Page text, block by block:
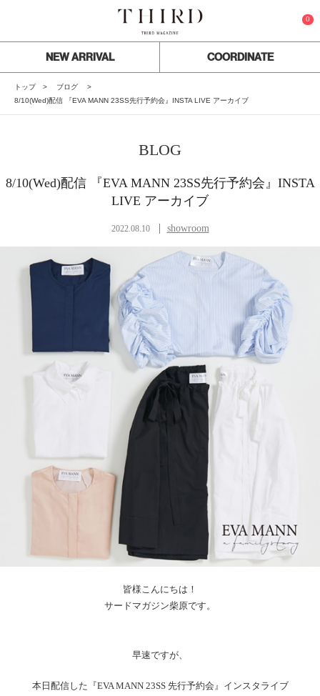
0
NEW ARRIVAL COORDINATE
トップ
ブログ
8/10(Wed)配信 『EVA MANN 23SS先行予約会』INSTA LIVE アーカイブ
BLOG
8/10(Wed)配信 『EVA MANN 23SS先行予約会』INSTA
LIVE アーカイブ
2022.08.10 showroom
皆様こんにちは！
サードマガジン柴原です。
早速ですが、
本日配信した『EVA MANN 23SS 先行予約会』インスタライブ